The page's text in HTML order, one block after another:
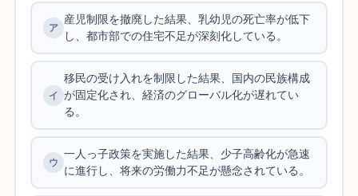
産児制限を撤廃した結果、乳幼児の死亡率が低下
し、都市部での住宅不足が深刻化している。
移民の受け入れを制限した結果、国内の民族構成
が固定化され、経済のグローバル化が遅れてい
る。
一人っ子政策を実施した結果、少子高齢化が急速
に進行し、将来の労働力不足が懸念されている。